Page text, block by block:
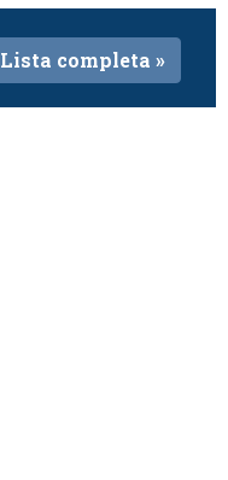
Lista completa »